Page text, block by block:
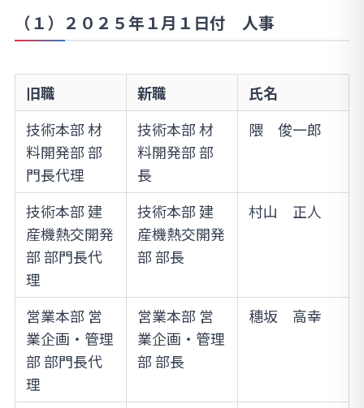
（１）２０２５年１月１日付 人事
旧職 新職
氏名
技術本部 材
料開発部 部
門長代理
技術本部 材
料開発部 部
長
隈 俊一郎
技術本部 建
産機熱交開発
部 部門長代
理
技術本部 建
産機熱交開発
部 部長
村山 正人
営業本部 営
業企画・管理
部 部門長代
理
営業本部 営
業企画・管理
部 部長
穗坂 高幸